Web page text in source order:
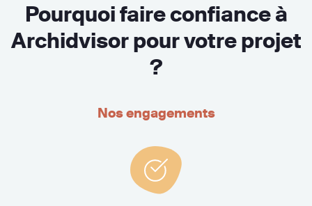
Pourquoi faire confiance à
Archidvisor pour votre projet
?
Nos engagements